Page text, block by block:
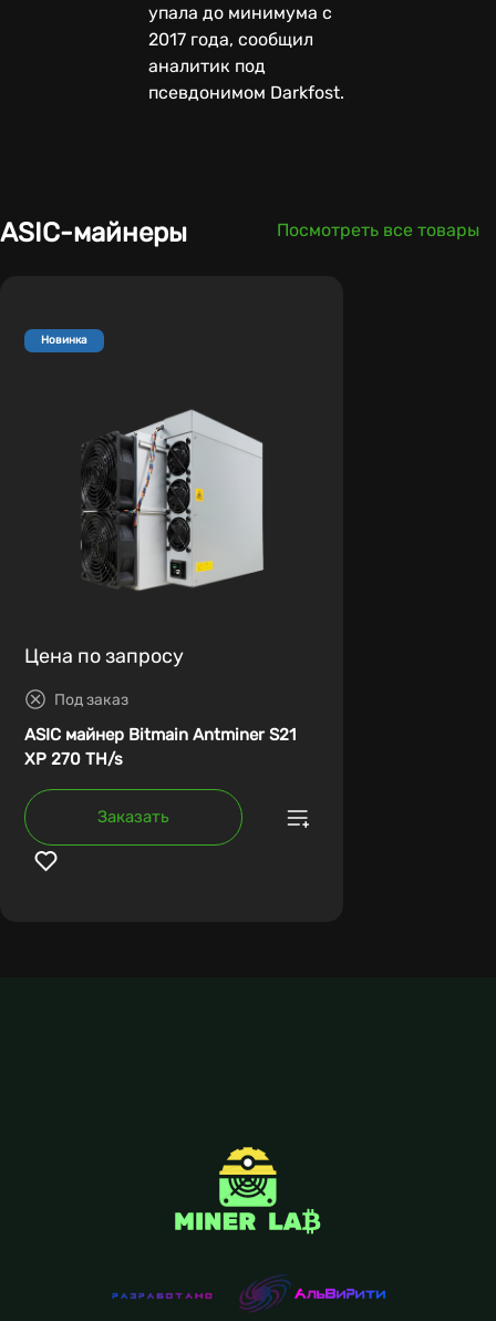
упала до минимума с
2017 года, сообщил
аналитик под
псевдонимом Darkfost.
ASIC-майнеры Посмотреть все товары
Новинка
Цена по запросу
Под заказ
ASIC майнер Bitmain Antminer S21
XP 270 TH/s
Заказать